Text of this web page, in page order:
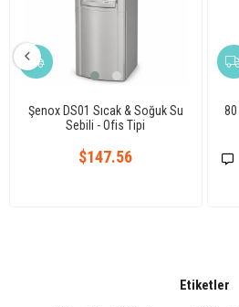
Şenox DS01 Sıcak & Soğuk Su
Sebili - Ofis Tipi
$147.56
80
Etiketler